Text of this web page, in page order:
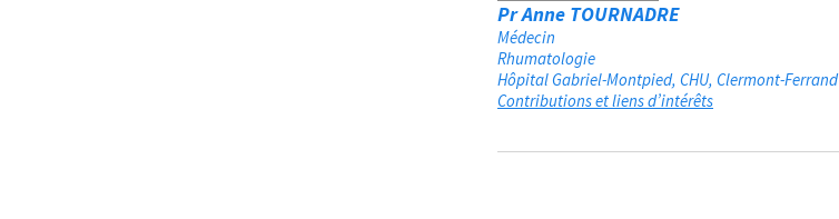
Pr Anne TOURNADRE
Médecin
Rhumatologie
Hôpital Gabriel-Montpied, CHU Clermont-Ferrand
Contributions et liens d’intérêts